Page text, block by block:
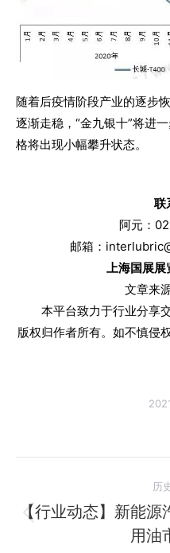
随着后疫情阶段产业的逐步
逐渐走稳，“金九银十”将进
格将出现小幅攀升状态。
联
阿元：
邮箱：
上海国展展
文章来
本平台致力于行业分享
版权归作者所有。如不慎侵
章
历
【行业动态】新能
用油